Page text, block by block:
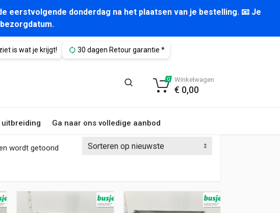
eerstvolgende donderdag na het plaatsen van je bestelling. 📧 Je
is wat je krijgt! 30 dagen Retour garantie *
Ga naar ons volledige aanbod
0 Winkelwagen
€ 0,00
wordt getoond Gesorteerd op nieuwste